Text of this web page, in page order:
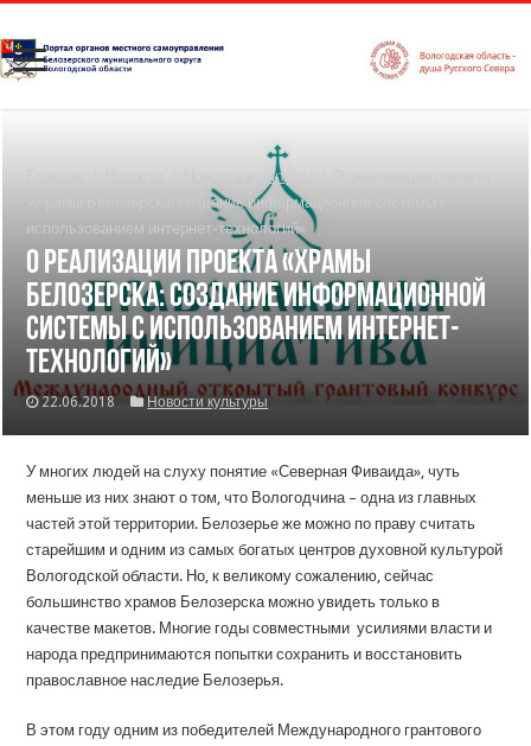
Новости культуры
«Храмы Белозерска: создание информационной системы с
использованием интернет-технологий»
О реализации проекта «Храмы
Белозерска: создание информационной
системы с использованием интернет-
технологий»
22.06.2018 Новости культуры
У многих людей на слуху понятие «Северная Фиваида», чуть
меньше из них знают о том, что Вологодчина – одна из главных
частей этой территории. Белозерье же можно по праву считать
старейшим и одним из самых богатых центров духовной культурой
Вологодской области. Но, к великому сожалению, сейчас
большинство храмов Белозерска можно увидеть только в
качестве макетов. Многие годы совместными усилиями власти и
народа предпринимаются попытки сохранить и восстановить
православное наследие Белозерья.
В этом году одним из победителей Международного грантового